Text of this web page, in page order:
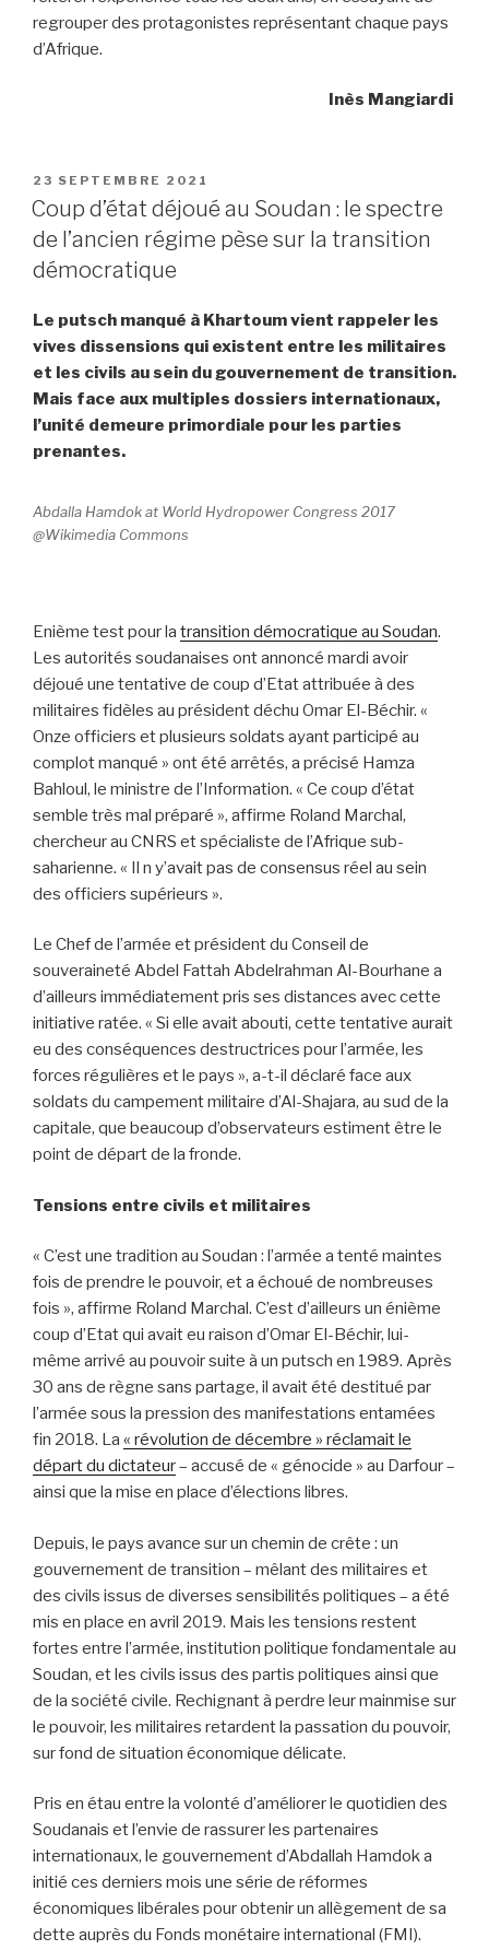
regrouper des protagonistes représentant chaque pays
d’Afrique.
Inès Mangiardi
PUBLIÉ
LE
23 SEPTEMBRE 2021
Coup d’état déjoué au Soudan : le spectre
de l’ancien régime pèse sur la transition
démocratique
Le putsch manqué à Khartoum vient rappeler les
vives dissensions qui existent entre les militaires
et les civils au sein du gouvernement de transition.
Mais face aux multiples dossiers internationaux,
l’unité demeure primordiale pour les parties
prenantes.
Abdalla Hamdok at World Hydropower Congress 2017
@Wikimedia Commons
Enième test pour la transition démocratique au Soudan.
Les autorités soudanaises ont annoncé mardi avoir
déjoué une tentative de coup d’Etat attribuée à des
militaires fidèles au président déchu Omar El-Béchir. «
Onze officiers et plusieurs soldats ayant participé au
complot manqué » ont été arrêtés, a précisé Hamza
Bahloul, le ministre de l’Information. « Ce coup d’état
semble très mal préparé », affirme Roland Marchal,
chercheur au CNRS et spécialiste de l’Afrique sub-
saharienne. « Il n y’avait pas de consensus réel au sein
des officiers supérieurs ».
Le Chef de l’armée et président du Conseil de
souveraineté Abdel Fattah Abdelrahman Al-Bourhane a
d’ailleurs immédiatement pris ses distances avec cette
initiative ratée. « Si elle avait abouti, cette tentative aurait
eu des conséquences destructrices pour l’armée, les
forces régulières et le pays », a-t-il déclaré face aux
soldats du campement militaire d’Al-Shajara, au sud de la
capitale, que beaucoup d’observateurs estiment être le
point de départ de la fronde.
Tensions entre civils et militaires
« C’est une tradition au Soudan : l’armée a tenté maintes
fois de prendre le pouvoir, et a échoué de nombreuses
fois », affirme Roland Marchal. C’est d’ailleurs un énième
coup d’Etat qui avait eu raison d’Omar El-Béchir, lui-
même arrivé au pouvoir suite à un putsch en 1989. Après
30 ans de règne sans partage, il avait été destitué par
l’armée sous la pression des manifestations entamées
fin 2018. La « révolution de décembre » réclamait le
départ du dictateur– accusé de « génocide » au Darfour –
ainsi que la mise en place d’élections libres.
Depuis, le pays avance sur un chemin de crête : un
gouvernement de transition – mêlant des militaires et
des civils issus de diverses sensibilités politiques – a été
mis en place en avril 2019. Mais les tensions restent
fortes entre l’armée, institution politique fondamentale au
Soudan, et les civils issus des partis politiques ainsi que
de la société civile. Rechignant à perdre leur mainmise sur
le pouvoir, les militaires retardent la passation du pouvoir,
sur fond de situation économique délicate.
Pris en étau entre la volonté d’améliorer le quotidien des
Soudanais et l’envie de rassurer les partenaires
internationaux, le gouvernement d’Abdallah Hamdok a
initié ces derniers mois une série de réformes
économiques libérales pour obtenir un allègement de sa
dette auprès du Fonds monétaire international (FMI).